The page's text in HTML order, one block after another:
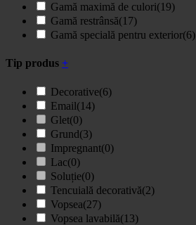
Gamă maximă de culori(19)
Gamă restrânsă(17)
Gamă specială pentru exterior(6)
Tip produs +
Decorative(6)
Email(14)
Glet(0)
Grund(3)
Impregnant(0)
Lac(0)
Soluție(0)
Tencuială decorativă(2)
Vopsea(27)
Vopsea lavabilă(13)